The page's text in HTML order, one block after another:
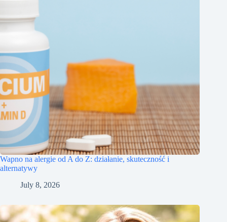
Wapno na alergie od A do Z: działanie, skuteczność i
alternatywy
July 8, 2026